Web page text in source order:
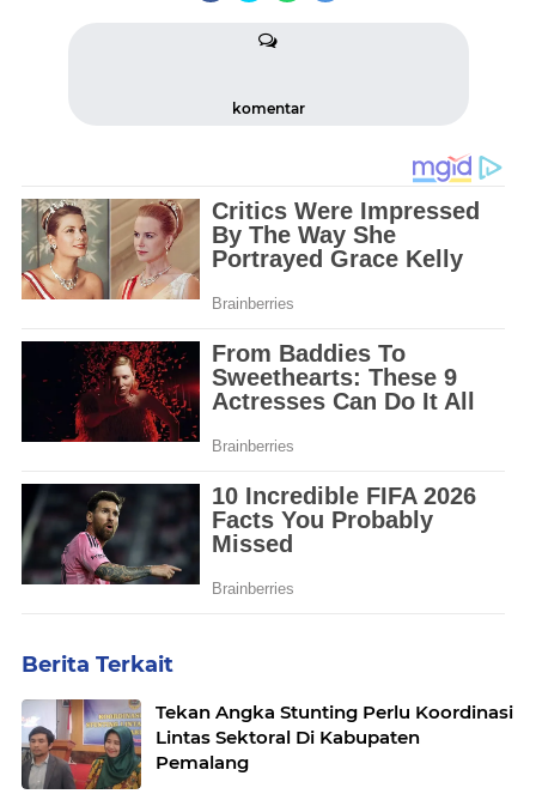
komentar
Berita Terkait
Tekan Angka Stunting Perlu Koordinasi
Lintas Sektoral Di Kabupaten
Pemalang